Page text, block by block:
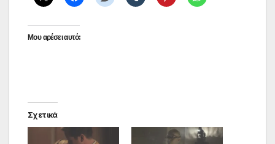
Μου αρέσει αυτό:
Σχετικά